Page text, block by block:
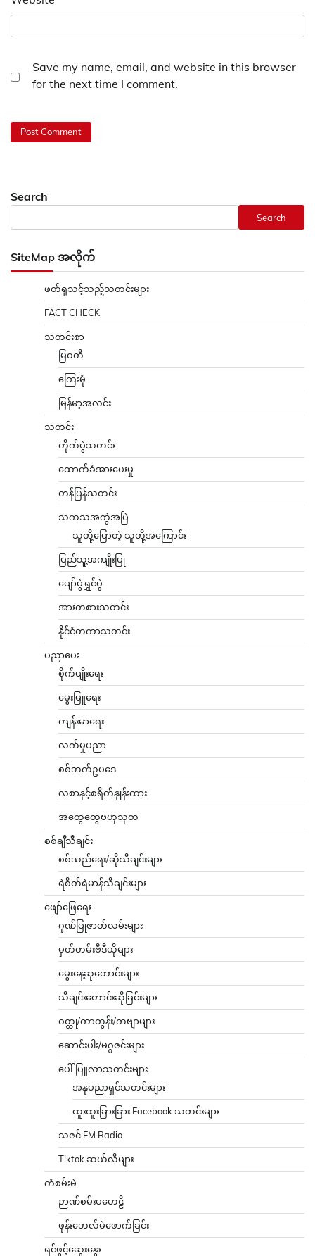
Save my name, email, and website in this browser
for the next time I comment.
Search
Search
SiteMap အလိုက်
ဖတ်ရှုသင့်သည့်သတင်းများ
FACT CHECK
သတင်းစာ
မြဝတီ
ကြေးမုံ
မြန်မာ့အလင်း
သတင်း
တိုက်ပွဲသတင်း
ထောက်ခံအားပေးမှု
တန်ပြန်သတင်း
သကသအကွဲအပြဲ
သူတို့ပြောတဲ့ သူတို့အကြောင်း
ပြည်သူ့အကျိုးပြု
ပျော်ပွဲရွှင်ပွဲ
အားကစားသတင်း
နိုင်ငံတကာသတင်း
ပညာပေး
စိုက်ပျိုးရေး
မွေးမြူရေး
ကျန်းမာရေး
လက်မှုပညာ
စစ်ဘက်ဥပဒေ
လစာနှင့်စရိတ်နှုန်းထား
အထွေထွေဗဟုသုတ
စစ်ချီသီချင်း
စစ်သည်ရေး/ဆိုသီချင်းများ
ရဲစိတ်ရဲမာန်သီချင်းများ
ဖျော်ဖြေရေး
ဂုဏ်ပြုဇာတ်လမ်းများ
မှတ်တမ်းဗီဒီယိုများ
မွေးနေ့ဆုတောင်းများ
သီချင်းတောင်းဆိုခြင်းများ
ဝတ္ထု/ကာတွန်း/ကဗျာများ
ဆောင်းပါး/မဂ္ဂဇင်းများ
ပေါ်ပြူလာသတင်းများ
အနုပညာရှင်သတင်းများ
ထူးထူးခြားခြား Facebook သတင်းများ
သဇင် FM Radio
Tiktok ဆယ်လီများ
ကံစမ်းမဲ
ဉာဏ်စမ်းပဟေဠိ
ဖုန်းဘေလ်မဲဖောက်ခြင်း
ရင်ဖွင့်ဆွေးနွေး